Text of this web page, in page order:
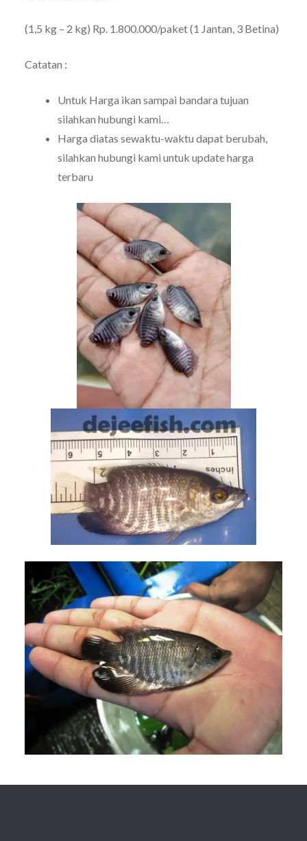
(1,5 kg – 2 kg) Rp. 1.800.000/paket (1 Jantan, 3 Betina)
Catatan :
Untuk Harga ikan sampai bandara tujuan
silahkan hubungi kami…
Harga diatas sewaktu-waktu dapat berubah,
silahkan hubungi kami untuk update harga
terbaru